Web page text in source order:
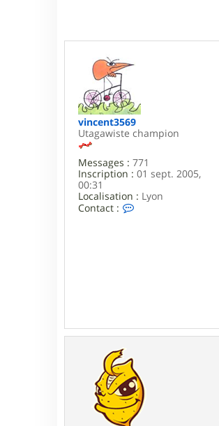
vincent3569
Utagawiste champion
Messages : 771
Inscription : 01 sept. 2005,
00:31
Localisation : Lyon
Contact :
n
c
t
3
5
6
9